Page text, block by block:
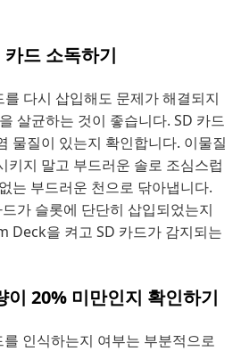
드 소독하기
다시 삽입해도 문제가 해결되지
살균하는 것이 좋습니다. SD 카드
물질이 있는지 확인합니다. 이물질
키지 말고 부드러운 솔로 조심스럽
는 부드러운 천으로 닦아냅니다.
가 슬롯에 단단히 삽입되었는지
Deck을 켜고 SD 카드가 감지되는
이 20% 미만인지 확인하기
인식하는지 여부는 부분적으로